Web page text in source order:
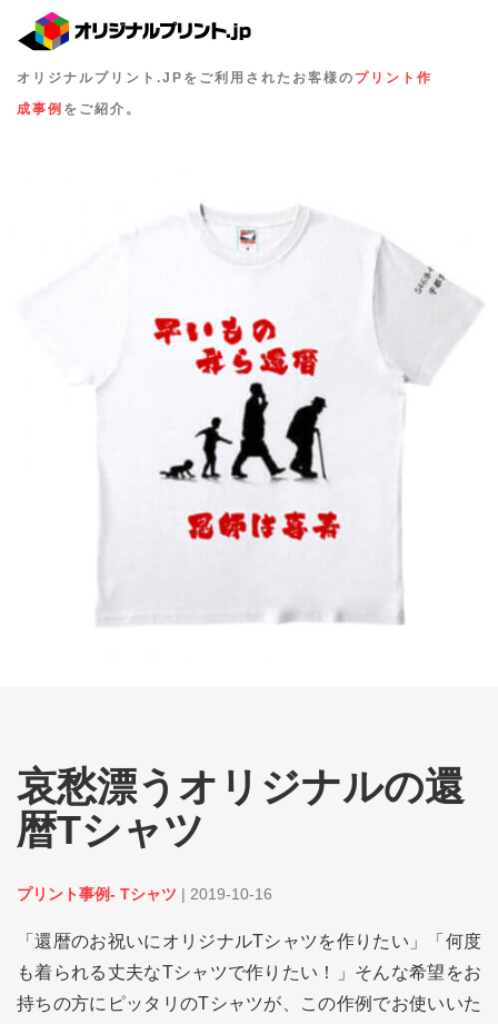
オリジナルプリント.JPをご利用されたお客様の プリント作
成事例 をご紹介。
哀愁漂うオリジナルの還
暦Tシャツ
プリント事例- Tシャツ | 2019-10-16
「還暦のお祝いにオリジナルTシャツを作りたい」「何度
も着られる丈夫なTシャツで作りたい！」そんな希望をお
持ちの方にピッタリのTシャツが、この作例でお使いいた